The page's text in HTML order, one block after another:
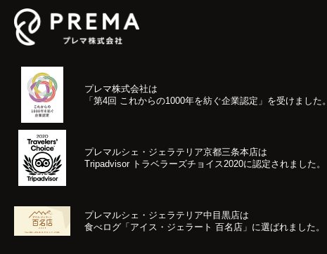
プレマ株式会社は
「第4回 これからの1000年を紡ぐ企業認定」 を受けました。
プレマルシェ・ジェラテリア京都三条本店は
Tripadvisor トラベラーズチョイス2020に認定されました。
プレマルシェ・ジェラテリア中目黒店は
食べログ「アイス・ジェラート 百名店」に選ばれました。